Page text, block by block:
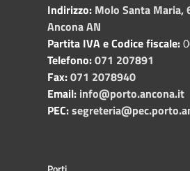
Indirizzo: Molo Santa Maria,
Ancona AN
Partita IVA e Codice fiscale:
Telefono:071 207891
Fax:071 2078940
Email: info@porto.ancona.it
PEC: